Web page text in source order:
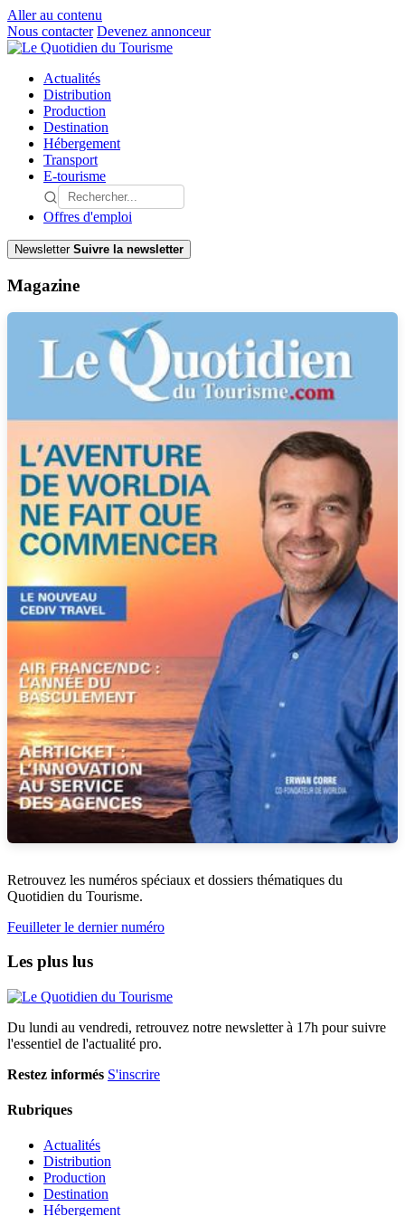
Aller au contenu
Nous contacter Devenez annonceur
Actualités
Distribution
Production
Destination
Hébergement
Transport
E-tourisme
Offres d'emploi
Newsletter Suivre la newsletter
Magazine
Retrouvez les numéros spéciaux et dossiers thématiques du
Quotidien du Tourisme.
Feuilleter le dernier numéro
Les plus lus
Du lundi au vendredi, retrouvez notre newsletter à 17h pour suivre
l'essentiel de l'actualité pro.
Restez informés S'inscrire
Rubriques
Actualités
Distribution
Production
Destination
Hébergement